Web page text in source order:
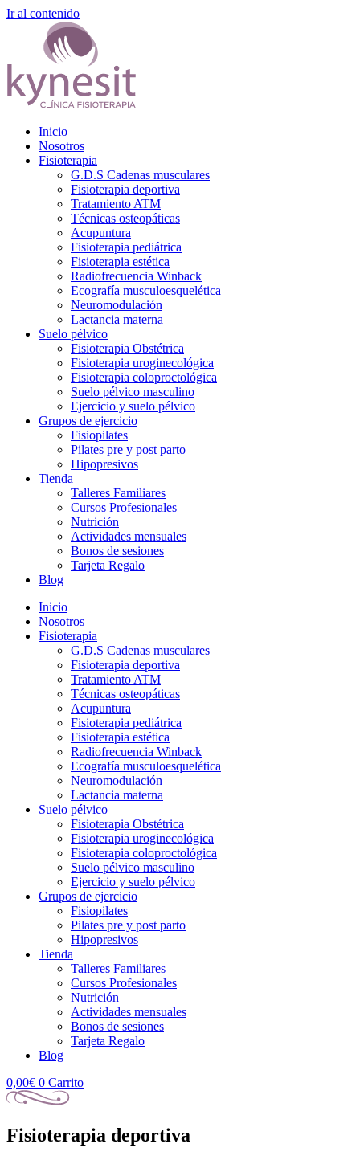
Ir al contenido
Inicio
Nosotros
Fisioterapia
G.D.S Cadenas musculares
Fisioterapia deportiva
Tratamiento ATM
Técnicas osteopáticas
Acupuntura
Fisioterapia pediátrica
Fisioterapia estética
Radiofrecuencia Winback
Ecografía musculoesquelética
Neuromodulación
Lactancia materna
Suelo pélvico
Fisioterapia Obstétrica
Fisioterapia uroginecológica
Fisioterapia coloproctológica
Suelo pélvico masculino
Ejercicio y suelo pélvico
Grupos de ejercicio
Fisiopilates
Pilates pre y post parto
Hipopresivos
Tienda
Talleres Familiares
Cursos Profesionales
Nutrición
Actividades mensuales
Bonos de sesiones
Tarjeta Regalo
Blog
Inicio
Nosotros
Fisioterapia
G.D.S Cadenas musculares
Fisioterapia deportiva
Tratamiento ATM
Técnicas osteopáticas
Acupuntura
Fisioterapia pediátrica
Fisioterapia estética
Radiofrecuencia Winback
Ecografía musculoesquelética
Neuromodulación
Lactancia materna
Suelo pélvico
Fisioterapia Obstétrica
Fisioterapia uroginecológica
Fisioterapia coloproctológica
Suelo pélvico masculino
Ejercicio y suelo pélvico
Grupos de ejercicio
Fisiopilates
Pilates pre y post parto
Hipopresivos
Tienda
Talleres Familiares
Cursos Profesionales
Nutrición
Actividades mensuales
Bonos de sesiones
Tarjeta Regalo
Blog
0,00€ 0 Carrito
Fisioterapia deportiva